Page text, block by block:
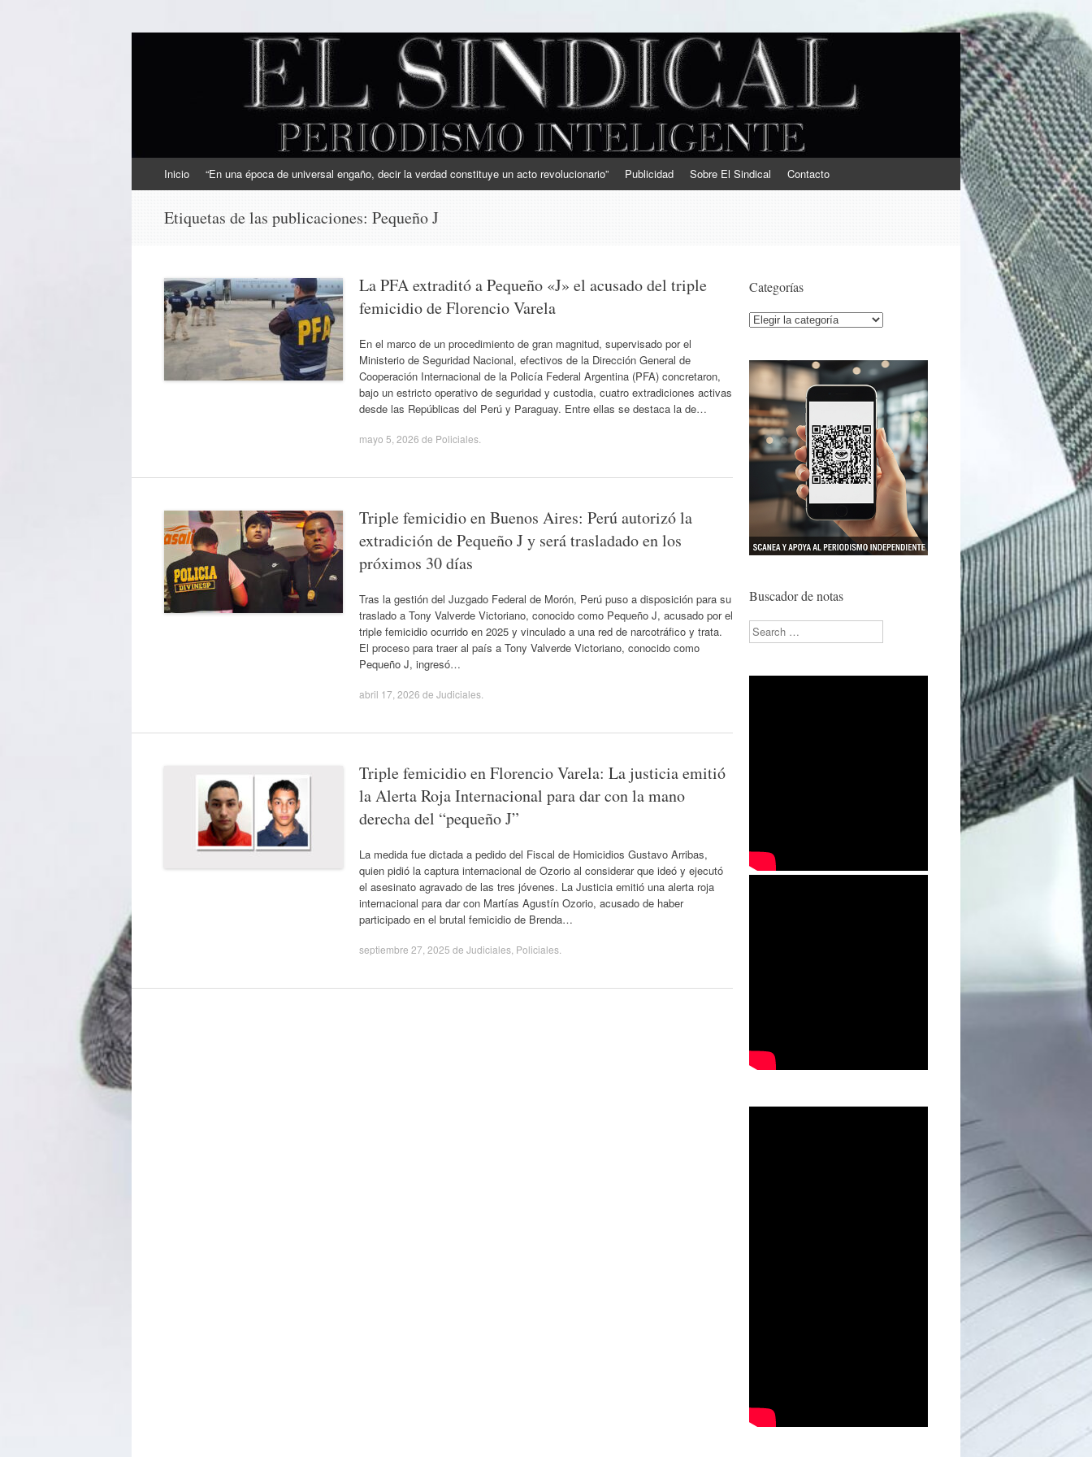
EL SINDICAL
Periodismo Inteligente
al
Inicio “En una época de universal engaño, decir la verdad constituye un acto revolucionario” Publicidad Sobre El Sindical Contacto
Etiquetas de las publicaciones: Pequeño J
La PFA extraditó a Pequeño «J» el acusado del triple
femicidio de Florencio Varela
En el marco de un procedimiento de gran magnitud, supervisado por el
Ministerio de Seguridad Nacional, efectivos de la Dirección General de
Cooperación Internacional de la Policía Federal Argentina (PFA) concretaron,
bajo un estricto operativo de seguridad y custodia, cuatro extradiciones activas
desde las Repúblicas del Perú y Paraguay. Entre ellas se destaca la de…
mayo 5, 2026 de Policiales
Triple femicidio en Buenos Aires: Perú autorizó la
extradición de Pequeño J y será trasladado en los
próximos 30 días
Tras la gestión del Juzgado Federal de Morón, Perú puso a disposición para su
traslado a Tony Valverde Victoriano, conocido como Pequeño J, acusado por el
triple femicidio ocurrido en 2025 y vinculado a una red de narcotráfico y trata.
El proceso para traer al país a Tony Valverde Victoriano, conocido como
Pequeño J, ingresó…
abril 17, 2026 de Judiciales
Triple femicidio en Florencio Varela: La justicia emitió
la Alerta Roja Internacional para dar con la mano
derecha del “pequeño J”
La medida fue dictada a pedido del Fiscal de Homicidios Gustavo Arribas,
quien pidió la captura internacional de Ozorio al considerar que ideó y ejecutó
el asesinato agravado de las tres jóvenes. La Justicia emitió una alerta roja
internacional para dar con Martías Agustín Ozorio, acusado de haber
participado en el brutal femicidio de Brenda…
septiembre 27, 2025 de Judiciales Policiales
Categorías
Categorías
Buscador de notas
Search